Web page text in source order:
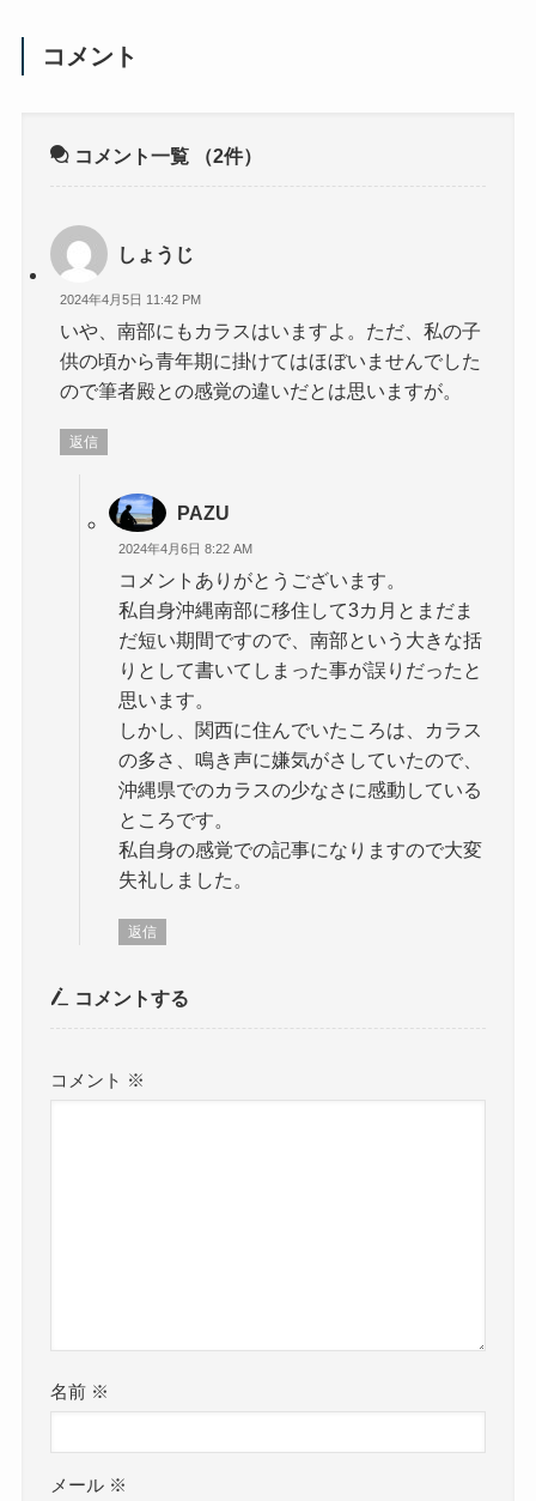
コメント
コメント一覧 （2件）
しょうじ
2024年4月5日 11:42 PM
いや、南部にもカラスはいますよ。ただ、私の子
供の頃から青年期に掛けてはほぼいませんでした
ので筆者殿との感覚の違いだとは思いますが。
返信
PAZU
2024年4月6日 8:22 AM
コメントありがとうございます。
私自身沖縄南部に移住して3カ月とまだま
だ短い期間ですので、南部という大きな括
りとして書いてしまった事が誤りだったと
思います。
しかし、関西に住んでいたころは、カラス
の多さ、鳴き声に嫌気がさしていたので、
沖縄県でのカラスの少なさに感動している
ところです。
私自身の感覚での記事になりますので大変
失礼しました。
返信
コメントする
コメント ※
名前 ※
メール ※